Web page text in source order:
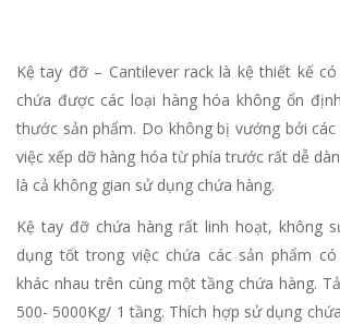
Kệ tay đỡ – Cantilever rack là kệ thiết kế
chứa được các loại hàng hóa không ổn
thước sản phẩm. Do không bị vướng bởi
việc xếp dỡ hàng hóa từ phía trước rất dễ
là cả không gian sử dụng chứa hàng.
Kệ tay đỡ chứa hàng rất linh hoạt, không
dụng tốt trong việc chứa các sản phẩm
khác nhau trên cùng một tầng chứa hàng.
500- 5000Kg/ 1 tầng. Thích hợp sử dụng